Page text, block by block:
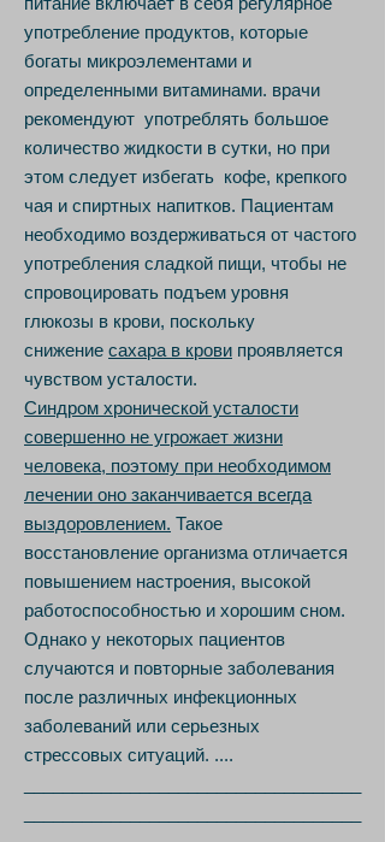
употребление продуктов, которые
богаты микроэлементами и
определенными витаминами. врачи
рекомендуют употреблять большое
количество жидкости в сутки, но при
этом следует избегать кофе, крепкого
чая и спиртных напитков. Пациентам
необходимо воздерживаться от частого
употребления сладкой пищи, чтобы не
спровоцировать подъем уровня
глюкозы в крови, поскольку
снижение сахара в крови проявляется
чувством усталости.
Синдром хронической усталости
совершенно не угрожает жизни
человека, поэтому при необходимом
лечении оно заканчивается всегда
выздоровлением. Такое
восстановление организма отличается
повышением настроения, высокой
работоспособностью и хорошим сном.
Однако у некоторых пациентов
случаются и повторные заболевания
после различных инфекционных
заболеваний или серьезных
стрессовых ситуаций. ....